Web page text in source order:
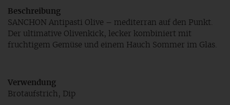
Beschreibung
SANCHON Antipasti Olive – mediterran auf den Punkt.
Der ultimative Olivenkick, lecker kombiniert mit
fruchtigem Gemüse und einem Hauch Sommer im Glas.
Verwendung
Brotaufstrich, Dip